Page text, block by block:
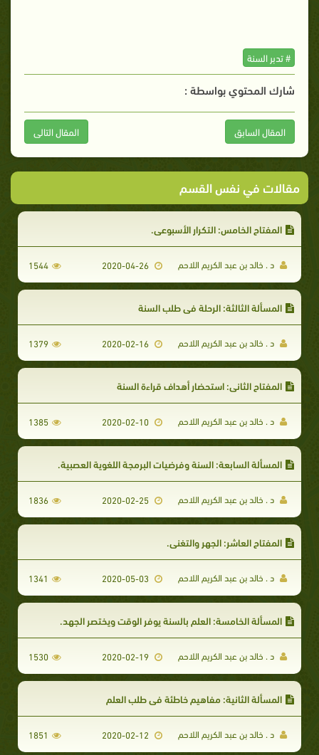
# تدبر السنة
شارك المحتوي بواسطة :
المقال السابق المقال التالى
مقالات في نفس القسم
المفتاح الخامس: التكرار الأسبوعي.
د . خالد بن عبد الكريم اللاحم 2020-04-26
1544
المسألة الثالثة: الرحلة في طلب السنة
د . خالد بن عبد الكريم اللاحم 2020-02-16
1379
المفتاح الثاني: استحضار أهداف قراءة السنة
د . خالد بن عبد الكريم اللاحم 2020-02-10
1385
المسألة السابعة: السنة وفرضيات البرمجة اللغوية العصبية.
د . خالد بن عبد الكريم اللاحم 2020-02-25
1836
المفتاح العاشر: الجهر والتغني.
د . خالد بن عبد الكريم اللاحم 2020-05-03
1341
المسألة الخامسة: العلم بالسنة يوفر الوقت ويختصر الجهد.
د . خالد بن عبد الكريم اللاحم 2020-02-19
1530
المسألة الثانية: مفاهيم خاطئة في طلب العلم
د . خالد بن عبد الكريم اللاحم 1851